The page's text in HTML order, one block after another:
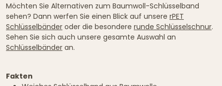
Möchten Sie Alternativen zum Baumwoll-Schlüsselband
sehen? Dann werfen Sie einen Blick auf unsere rPET
Schlüsselbänder oder die besondere runde Schlüsselschnur.
Sehen Sie sich auch unsere gesamte Auswahl an
Schlüsselbänder an.
Fakten